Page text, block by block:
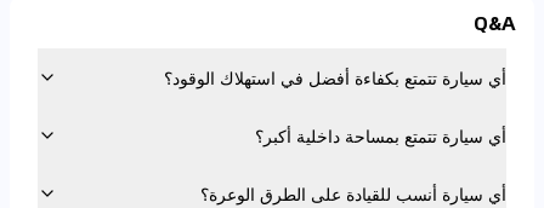
Q&A
أي سيارة تتمتع بكفاءة أفضل في استهلاك الوقود؟
أي سيارة تتمتع بمساحة داخلية أكبر؟
أي سيارة أنسب للقيادة على الطرق الوعرة؟